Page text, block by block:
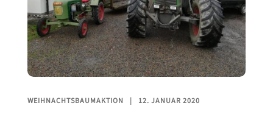
WEIHNACHTSBAUMAKTION 12. JANUAR 2020